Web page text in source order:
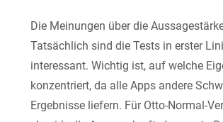
Die Meinungen über die
Tatsächlich sind die Tests in erster
interessant. Wichtig ist, auf welche
konzentriert, da alle Apps andere
Ergebnisse liefern. Für Otto-Normal-